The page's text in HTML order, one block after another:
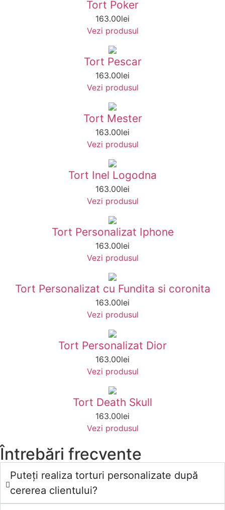
Tort Poker
163.00lei
Vezi produsul
Tort Pescar
163.00lei
Vezi produsul
Tort Mester
163.00lei
Vezi produsul
Tort Inel Logodna
163.00lei
Vezi produsul
Tort Personalizat Iphone
163.00lei
Vezi produsul
Tort Personalizat cu Fundita si coronita
163.00lei
Vezi produsul
Tort Personalizat Dior
163.00lei
Vezi produsul
Tort Death Skull
163.00lei
Vezi produsul
Întrebări frecvente
Puteți realiza torturi personalizate după
cererea clientului?